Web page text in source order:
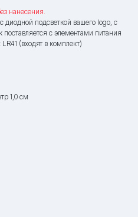
нанесения.
диодной подсветкой вашего logo, с
с элементами питания
(входят в комплект)
1,0 см